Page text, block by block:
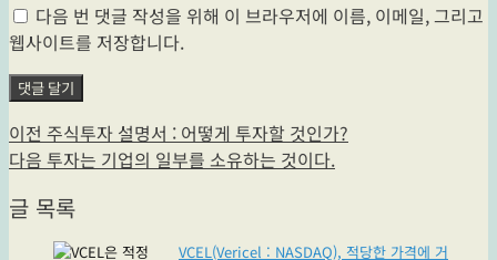
다음 번 댓글 작성을 위해 이 브라우저에 이름, 이메일, 그리고
웹사이트를 저장합니다.
글
탐
색
이전 이
전
주식투자 설명서 : 어떻게 투자할 것인가?
다음 다
글:
투자는 기업의 일부를 소유하는 것이다.
글 목록
VCEL(Vericel : NASDAQ), 적당한 가격에 거